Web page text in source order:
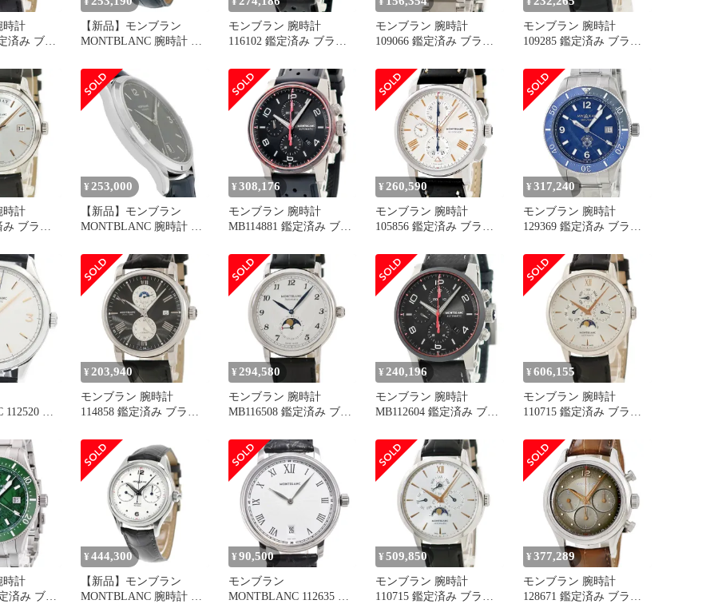
時計
済み ブラ
【新品】モンブラン
MONTBLANC 腕時計 メ
モンブラン 腕時計
116102 鑑定済み ブラン
モンブラン 腕時計
109066 鑑定済み ブラン
モンブラン 腕時計
109285 鑑定済み ブラン
時計
ブラン
¥ 253,000
【新品】モンブラン
MONTBLANC 腕時計 メ
¥ 308,176
モンブラン 腕時計
MB114881 鑑定済み ブラ
¥ 260,590
モンブラン 腕時計
105856 鑑定済み ブラン
¥ 317,240
モンブラン 腕時計
129369 鑑定済み ブラン
ヘ
メンズ
¥ 203,940
モンブラン 腕時計
114858 鑑定済み ブラン
¥ 294,580
モンブラン 腕時計
MB116508 鑑定済み ブラ
¥ 240,196
モンブラン 腕時計
MB112604 鑑定済み ブラ
¥ 606,155
モンブラン 腕時計
110715 鑑定済み ブラン
時計
済み ブラ
¥ 444,300
【新品】モンブラン
MONTBLANC 腕時計 メ
¥ 90,500
モンブラン
MONTBLANC 112635 ト
¥ 509,850
モンブラン 腕時計
110715 鑑定済み ブラン
¥ 377,289
モンブラン 腕時計
128671 鑑定済み ブラン